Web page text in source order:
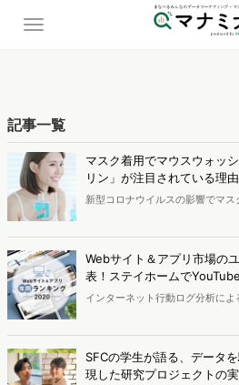
記事一覧
マスク着用でマウスウォッ
リン」が注目されている理
新型コロナウイルスの影響でマ
時間のマスク着用などで自分の
のではないでしょうか。最近で
い、エチケットの一環としてマ
取り入れている人も多いようで
キーワードに着目して調査・分析
Webサイト＆アプリ市場の
表！ステイホームで
ャッシュレス決済アプリが日
インターネット行動ログ分析に
ィングサービスを提供する株式
月のWebサイトのアクセス数、
査し、ランキングを作成。前年
しても分析をおこないました。
SFCの学生が語る、データ
現した研究プロジェクトの